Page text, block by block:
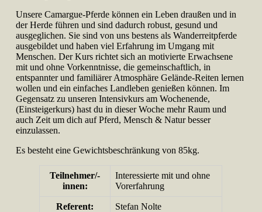
Unsere Camargue-Pferde können ein Leben draußen und in
der Herde führen und sind dadurch robust, gesund und
ausgeglichen. Sie sind von uns bestens als Wanderreitpferde
ausgebildet und haben viel Erfahrung im Umgang mit
Menschen. Der Kurs richtet sich an motivierte Erwachsene
mit und ohne Vorkenntnisse, die gemeinschaftlich, in
entspannter und familiärer Atmosphäre Gelände-Reiten lernen
wollen und ein einfaches Landleben genießen können. Im
Gegensatz zu unseren Intensivkurs am Wochenende,
(Einsteigerkurs) hast du in dieser Woche mehr Raum und
auch Zeit um dich auf Pferd, Mensch & Natur besser
einzulassen.
Es besteht eine Gewichtsbeschränkung von 85kg.
Teilnehmer/­
innen:
Interessierte mit und ohne
Vorerfahrung
Referent: Stefan Nolte